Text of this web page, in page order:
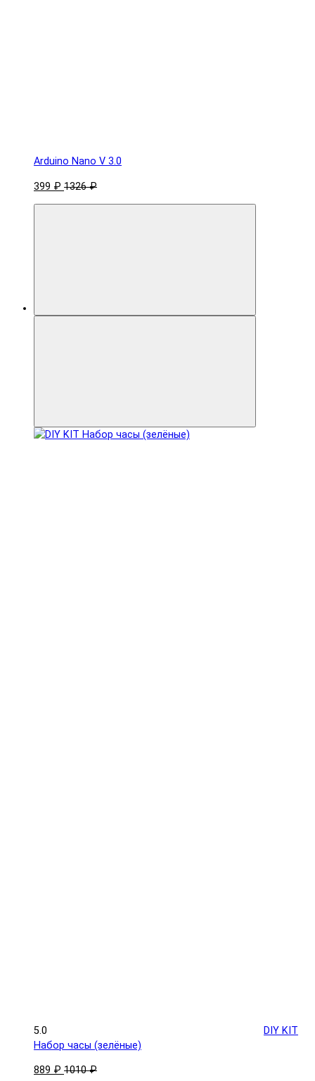
Arduino Nano V 3.0
399 ₽ 1326 ₽
5.0
DIY KIT
Набор часы (зелёные)
889 ₽ 1010 ₽